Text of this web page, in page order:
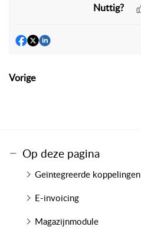
Nuttig?
Vorige
Op deze pagina
Geïntegreerde koppelingen
E-invoicing
Magazijnmodule